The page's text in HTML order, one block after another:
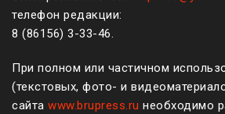
телефон редакции:
8 (861 56) 3-33-46.
При полном или частичном
(текстовых, фото- и
сайта www.brupress.ru необходимо